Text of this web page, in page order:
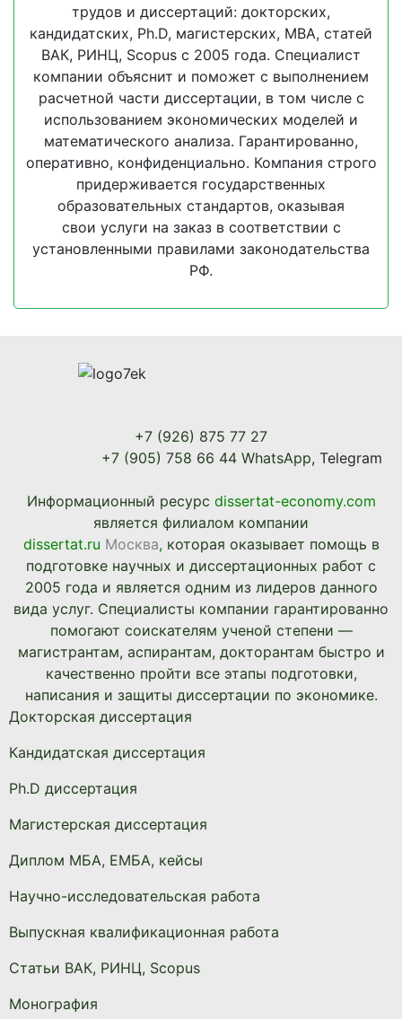
трудов и диссертаций: докторских,
кандидатских, Ph.D, магистерских, MBA, статей
ВАК, РИНЦ, Scopus с 2005 года. Специалист
компании объяснит и поможет с выполнением
расчетной части диссертации, в том числе с
использованием экономических моделей и
математического анализа. Гарантированно,
оперативно, конфиденциально. Компания строго
придерживается государственных
образовательных стандартов, оказывая
свои услуги на заказ в соответствии с
установленными правилами законодательства
РФ.
+7 (926) 875 77 27
+7 (905) 758 66 44 WhatsApp, Telegram
Информационный ресурc dissertat-economy.com
является филиалом компании
dissertat.ru Москва, которая оказывает помощь в
подготовке научных и диссертационных работ с
2005 года и является одним из лидеров данного
вида услуг. Специалисты компании гарантированно
помогают соискателям ученой степени —
магистрантам, аспирантам, докторантам быстро и
качественно пройти все этапы подготовки,
написания и защиты диссертации по экономике.
Докторская диссертация
Кандидатская диссертация
Ph.D диссертация
Магистерская диссертация
Диплом МБА, ЕМБА, кейсы
Научно-исследовательская работа
Выпускная квалификационная работа
Статьи ВАК, РИНЦ, Scopus
Монография